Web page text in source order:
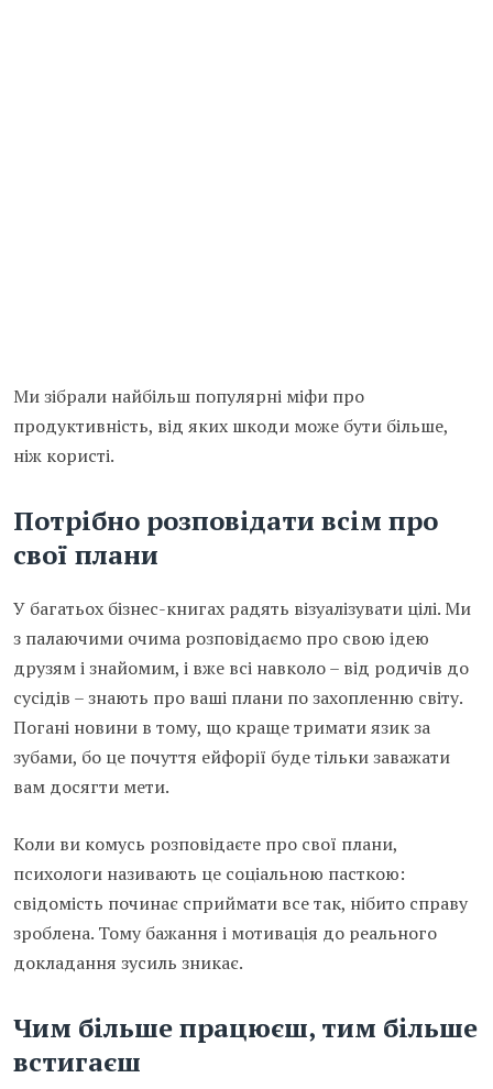
Ми зібрали найбільш популярні міфи про
продуктивність, від яких шкоди може бути більше,
ніж користі.
Потрібно розповідати всім про
свої плани
У багатьох бізнес-книгах радять візуалізувати цілі. Ми
з палаючими очима розповідаємо про свою ідею
друзям і знайомим, і вже всі навколо – від родичів до
сусідів – знають про ваші плани по захопленню світу.
Погані новини в тому, що краще тримати язик за
зубами, бо це почуття ейфорії буде тільки заважати
вам досягти мети.
Коли ви комусь розповідаєте про свої плани,
психологи називають це соціальною пасткою:
свідомість починає сприймати все так, нібито справу
зроблена. Тому бажання і мотивація до реального
докладання зусиль зникає.
Чим більше працюєш, тим більше
встигаєш